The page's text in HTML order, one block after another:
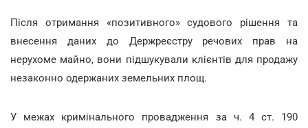
Після отримання «позитивного» судового рішення та
внесення даних до Держреєстру речових прав на
нерухоме майно, вони підшукували клієнтів для продажу
незаконно одержаних земельних площ.
У межах кримінального провадження за ч. 4 ст. 190